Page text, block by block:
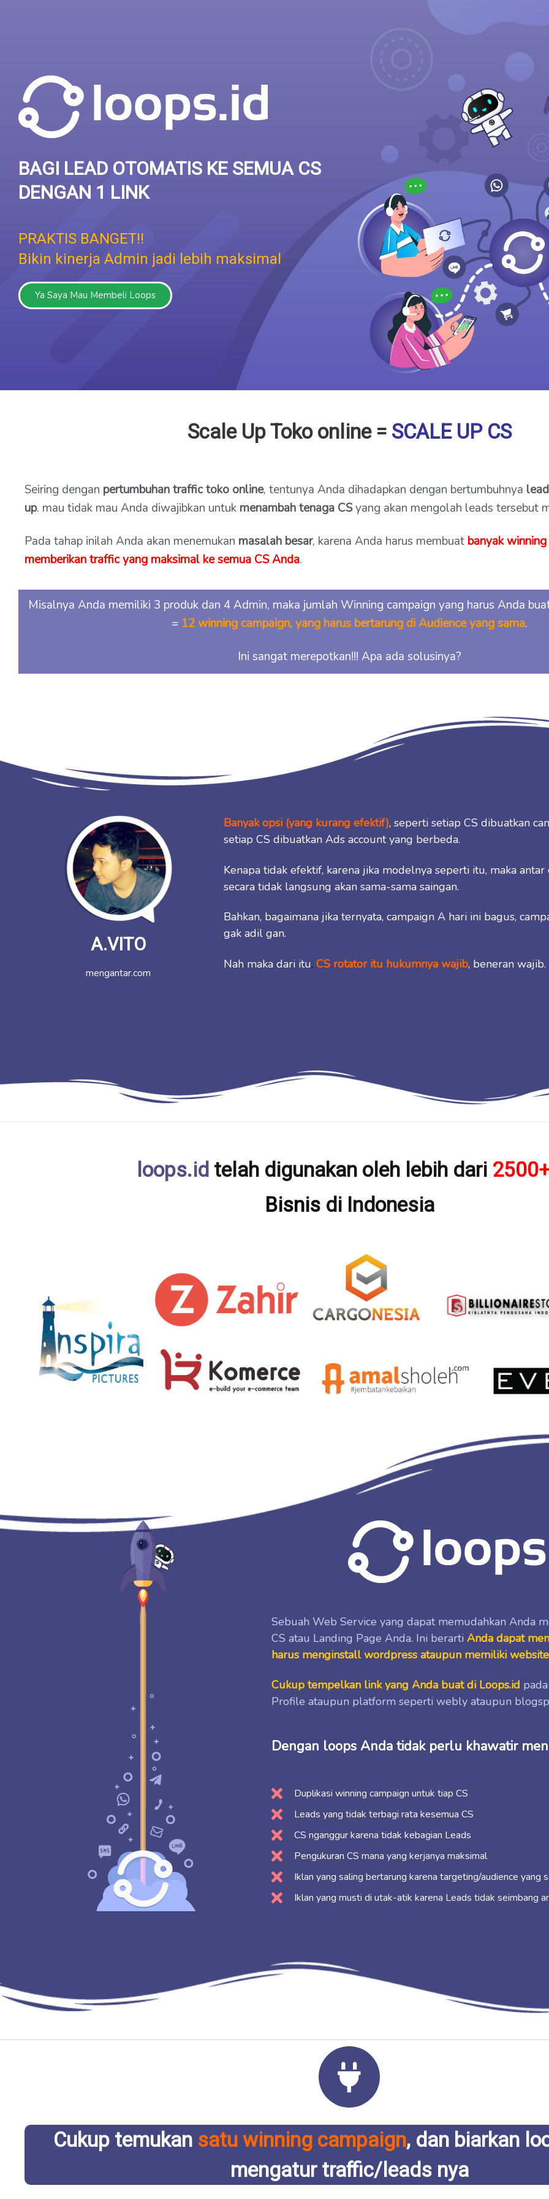
BAGI LEAD OTOMATIS KE SEMUA CS
DENGAN 1 LINK
PRAKTIS BANGET!!
Bikin kinerja Admin jadi lebih maksimal
Ya Saya Mau Membeli Loops
Scale Up Toko online = SCALE UP CS
Seiring dengan pertumbuhan traffic toko online, tentunya Anda dihadapkan dengan bertumbuhnya
up. mau tidak mau Anda diwajibkan untuk menambah tenaga CSyang akan mengolah leads tersebut
Pada tahap inilah Anda akan menemukan masalah besar, karena Anda harus membuat banyak
memberikan traffic yang maksimal ke semua CS Anda.
Misalnya Anda memiliki 3 produk dan 4 Admin, maka jumlah Winning campaign yang harus Anda
= 12 winning campaign, yang harus bertarung di Audience yang sama.
Ini sangat merepotkan!!! Apa ada solusinya?
A.VITO
mengantar.com
Banyak opsi (yang kurang efektif), seperti setiap CS dibuatkan
setiap CS dibuatkan Ads account yang berbeda.
Kenapa tidak efektif, karena jika modelnya seperti itu, maka antar
secara tidak langsung akan sama-sama saingan.
Bahkan, bagaimana jika ternyata, campaign A hari ini bagus,
gak adil gan.
Nah maka dari itu, CS rotator itu hukumnya wajib, beneran wajib.
loops.id telah digunakan oleh lebih dari
Bisnisdi Indonesia
Sebuah Web Service yang dapat memudahkan Anda
CS atau Landing Page Anda. Ini berarti Anda dapat
harus menginstall wordpress ataupun memiliki
Cukup tempelkan link yang Anda buat di Loops.id
Profile ataupun platform seperti webly ataupun
Dengan loops Anda tidak perlu khawatir
Duplikasi winning campaign untuk tiap CS
Leads yang tidak terbagi rata kesemua CS
CS nganggur karena tidak kebagian Leads
Pengukuran CS mana yang kerjanya maksimal
Iklan yang saling bertarung karena targeting/audience yang
Iklan yang musti di utak-atik karena Leads tidak seimbang
Cukup temukan satu winning campaign, dan biarkan
mengatur traffic/leads nya